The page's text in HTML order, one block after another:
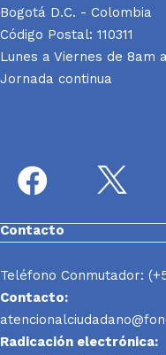
Bogotá D.C. - Colombia
Código Postal: 110311
Lunes a Viernes de 8am
Jornada continua
Contacto
Teléfono Conmutador:
Contacto:
Radicación electrónica: